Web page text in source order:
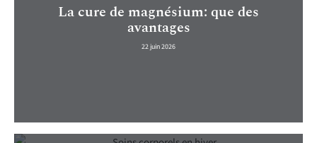
La cure de magnésium: que des
avantages
22 juin 2026